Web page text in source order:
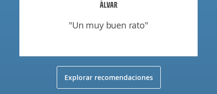
ÀLVAR
"un muy buen rato"
Explorar recomendaciones